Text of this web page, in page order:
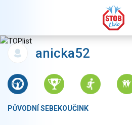
anicka52
PŮVODNÍ SEBEKOUČINK